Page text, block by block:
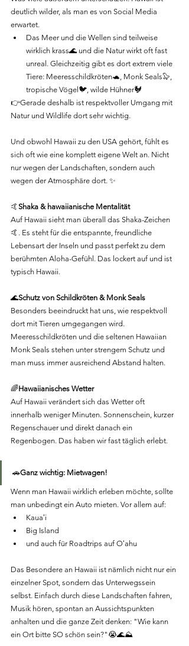
deutlich wilder, als man es von Social Media
erwartet.
Das Meer und die Wellen sind teilweise
wirklich krass🌊 und die Natur wirkt oft fast
unreal. Gleichzeitig gibt es dort extrem viele
Tiere: Meeresschildkröten🐢, Monk Seals🦭,
tropische Vögel🐦, wilde Hühner🐓
👉Gerade deshalb ist respektvoller Umgang mit
Natur und Wildlife dort sehr wichtig.
Und obwohl Hawaii zu den USA gehört, fühlt es
sich oft wie eine komplett eigene Welt an. Nicht
nur wegen der Landschaften, sondern auch
wegen der Atmosphäre dort. ✨
🤙 Shaka & hawaiianische Mentalität
Auf Hawaii sieht man überall das Shaka-Zeichen
🤙. Es steht für die entspannte, freundliche
Lebensart der Inseln und passt perfekt zu dem
berühmten Aloha-Gefühl. Das lockert auf und ist
typisch Hawaii.
🌊Schutz von Schildkröten & Monk Seals
Besonders beeindruckt hat uns, wie respektvoll
dort mit Tieren umgegangen wird.
Meeresschildkröten und die seltenen Hawaiian
Monk Seals stehen unter strengem Schutz und
man muss immer ausreichend Abstand halten.
🌈Hawaiianisches Wetter
Auf Hawaii verändert sich das Wetter oft
innerhalb weniger Minuten. Sonnenschein, kurzer
Regenschauer und direkt danach ein
Regenbogen. Das haben wir fast täglich erlebt.
🚗Ganz wichtig: Mietwagen!
Wenn man Hawaii wirklich erleben möchte, sollte
man unbedingt ein Auto mieten. Vor allem auf:
Kauaʻi
Big Island
und auch für Roadtrips auf Oʻahu
Das Besondere an Hawaii ist nämlich nicht nur ein
einzelner Spot, sondern das Unterwegssein
selbst. Einfach durch diese Landschaften fahren,
Musik hören, spontan an Aussichtspunkten
anhalten und die ganze Zeit denken: "Wie kann
ein Ort bitte SO schön sein?"😭🌊⛰️